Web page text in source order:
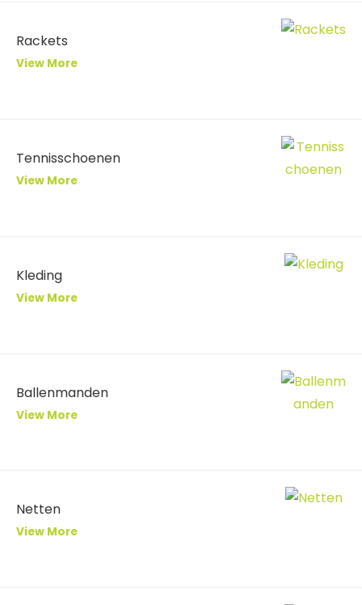
Rackets
View More
Tennisschoenen
View More
Kleding
View More
Ballenmanden
View More
Netten
View More